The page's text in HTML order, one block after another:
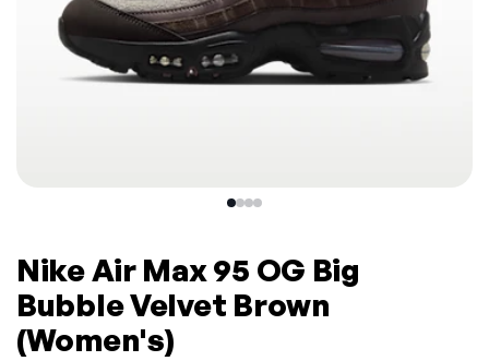
Nike Air Max 95 OG Big
Bubble Velvet Brown
(Women's)